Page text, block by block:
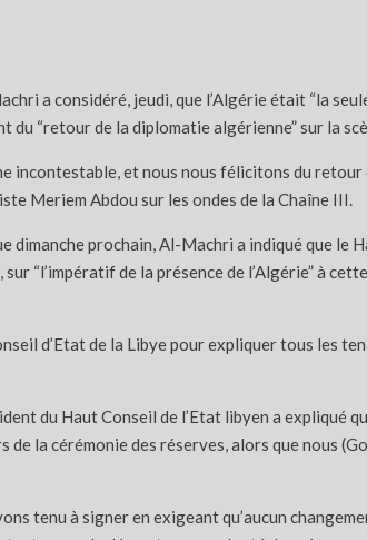
a considéré, jeudi, que l’Algérie était “la
“retour de la diplomatie algérienne” sur la
incontestable, et nous nous félicitons du
Meriem Abdou sur les ondes de la Chaîne III.
prochain, Al-Machri a indiqué que le
“l’impératif de la présence de l’Algérie” à
d’Etat de la Libye pour expliquer tous les
du Haut Conseil de l’Etat libyen a expliqué
la cérémonie des réserves, alors que nous
tenu à signer en exigeant qu’aucun